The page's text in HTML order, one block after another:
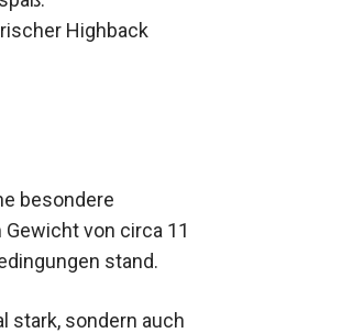
Highback
besondere
von circa 11
stand.
stark, sondern auch